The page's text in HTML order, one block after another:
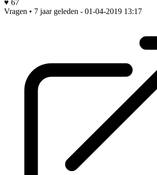
♥ 67
Vragen • 7 jaar geleden - 01-04-2019 13:17